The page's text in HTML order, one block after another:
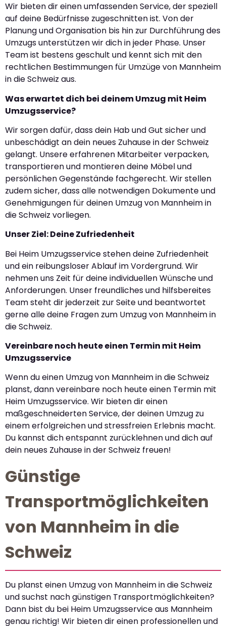
Wir bieten dir einen umfassenden Service, der speziell
auf deine Bedürfnisse zugeschnitten ist. Von der
Planung und Organisation bis hin zur Durchführung des
Umzugs unterstützen wir dich in jeder Phase. Unser
Team ist bestens geschult und kennt sich mit den
rechtlichen Bestimmungen für Umzüge von Mannheim
in die Schweiz aus.
Was erwartet dich bei deinem Umzug mit Heim
Umzugsservice?
Wir sorgen dafür, dass dein Hab und Gut sicher und
unbeschädigt an dein neues Zuhause in der Schweiz
gelangt. Unsere erfahrenen Mitarbeiter verpacken,
transportieren und montieren deine Möbel und
persönlichen Gegenstände fachgerecht. Wir stellen
zudem sicher, dass alle notwendigen Dokumente und
Genehmigungen für deinen Umzug von Mannheim in
die Schweiz vorliegen.
Unser Ziel: Deine Zufriedenheit
Bei Heim Umzugsservice stehen deine Zufriedenheit
und ein reibungsloser Ablauf im Vordergrund. Wir
nehmen uns Zeit für deine individuellen Wünsche und
Anforderungen. Unser freundliches und hilfsbereites
Team steht dir jederzeit zur Seite und beantwortet
gerne alle deine Fragen zum Umzug von Mannheim in
die Schweiz.
Vereinbare noch heute einen Termin mit Heim
Umzugsservice
Wenn du einen Umzug von Mannheim in die Schweiz
planst, dann vereinbare noch heute einen Termin mit
Heim Umzugsservice. Wir bieten dir einen
maßgeschneiderten Service, der deinen Umzug zu
einem erfolgreichen und stressfreien Erlebnis macht.
Du kannst dich entspannt zurücklehnen und dich auf
dein neues Zuhause in der Schweiz freuen!
Günstige
Transportmöglichkeiten
von Mannheim in die
Schweiz
Du planst einen Umzug von Mannheim in die Schweiz
und suchst nach günstigen Transportmöglichkeiten?
Dann bist du bei Heim Umzugsservice aus Mannheim
genau richtig! Wir bieten dir einen professionellen und